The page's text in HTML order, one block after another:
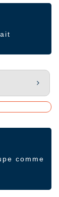
comme